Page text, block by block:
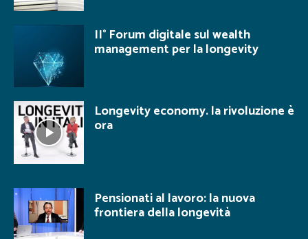
II° Forum digitale sul wealth
management per la longevity
Longevity economy. la rivoluzione è
ora
Pensionati al lavoro: la nuova
frontiera della longevità